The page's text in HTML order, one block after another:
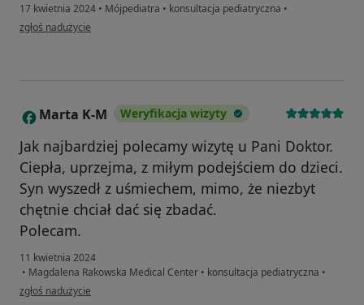
17 kwietnia 2024 • Mójpediatra • konsultacja pediatryczna •
w opinii użytkownika Olga Z
zgłoś nadużycie
M Marta K-M Weryfikacja wizyty
Jak najbardziej polecamy wizytę u Pani Doktor.
Ciepła, uprzejma, z miłym podejściem do dzieci.
Syn wyszedł z uśmiechem, mimo, że niezbyt
chętnie chciał dać się zbadać.
Polecam.
11 kwietnia 2024
• Magdalena Rakowska Medical Center • konsultacja pediatryczna •
w opinii użytkownika Marta K-M
zgłoś nadużycie